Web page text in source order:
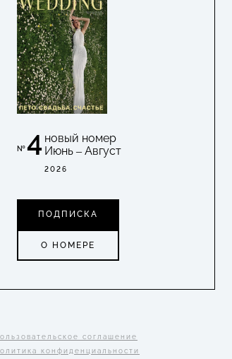
№4 новый номер
Июнь – Август
2026
ПОДПИСКА
О НОМЕРЕ
соглашение
конфиденциальности